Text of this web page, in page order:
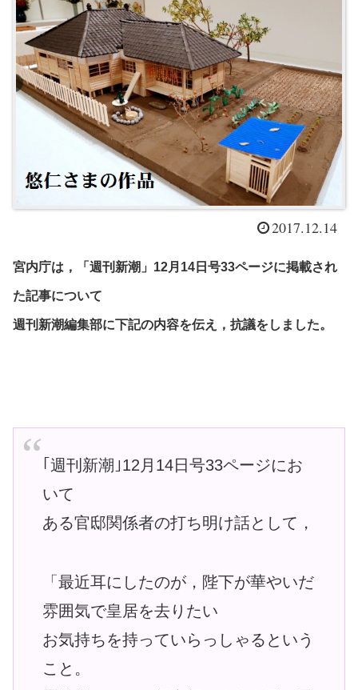
2017.12.14
宮内庁は，「週刊新潮」12月14日号33ページに掲載され
た記事について
週刊新潮編集部に下記の内容を伝え，抗議をしました。
｢週刊新潮｣12月14日号33ページにお
いて
ある官邸関係者の打ち明け話として，
「最近耳にしたのが，陛下が華やいだ
雰囲気で皇居を去りたい
お気持ちを持っていらっしゃるという
こと。